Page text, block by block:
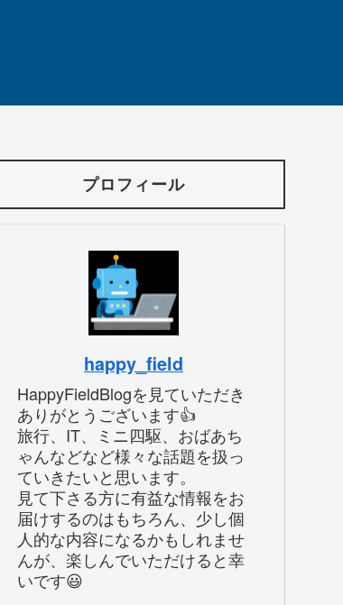
プロフィール
happy_field
HappyFieldBlogを見ていただき
ありがとうございます👍
旅行、IT、ミニ四駆、おばあち
ゃんなどなど様々な話題を扱っ
ていきたいと思います。
見て下さる方に有益な情報をお
届けするのはもちろん、少し個
人的な内容になるかもしれませ
んが、楽しんでいただけると幸
いです😃